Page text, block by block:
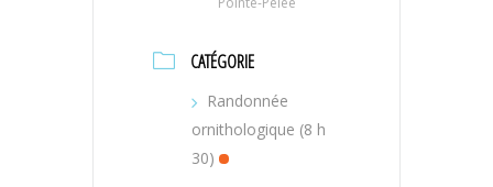
CATÉGORIE
Randonnée
ornithologique (8 h
30)